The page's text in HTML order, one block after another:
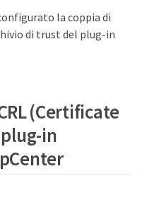
la coppia di
di trust del plug-in
(Certificate
in